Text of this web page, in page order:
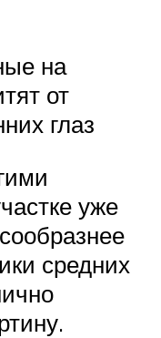
на
от
глаз
уже
средних